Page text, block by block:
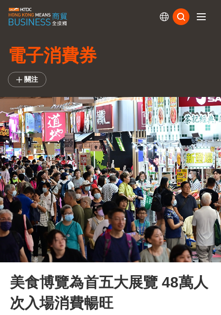
電子消費券
關注
美食博覽為首五大展覽 48萬人
次入場消費暢旺